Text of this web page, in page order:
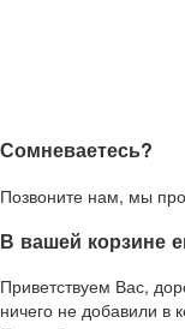
Сомневаетесь?
Позвоните нам, мы
В вашей корзине
Приветствуем Вас,
ничего не добавили в